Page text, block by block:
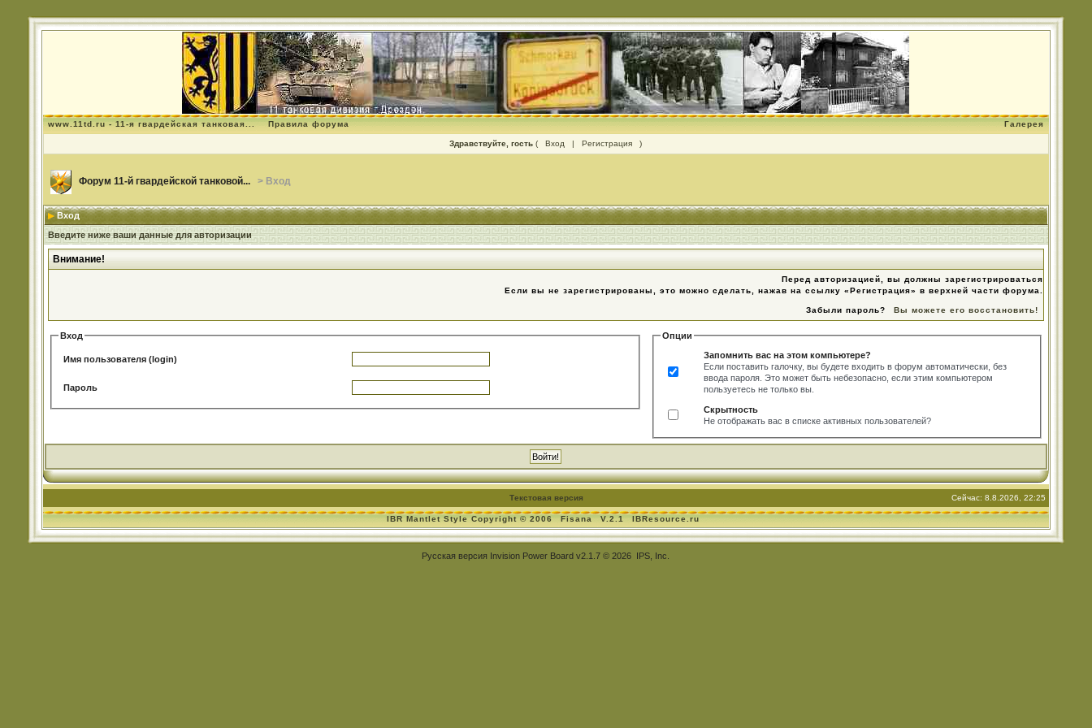
www.11td.ru - 11-я гвардейская танковая... Правила форума Галерея
Здравствуйте, гость ( Вход | Регистрация )
Форум 11-й гвардейской танковой... > Вход
Вход
Введите ниже ваши данные для авторизации
Внимание!
Перед авторизацией, вы должны зарегистрироваться
Если вы не зарегистрированы, это можно сделать, нажав на ссылку «Регистрация» в верхней части форума.
Забыли пароль? Вы можете его восстановить!
Вход
Имя пользователя (login)
Пароль
Опции
Запомнить вас на этом компьютере?
Если поставить галочку, вы будете входить в форум автоматически, без
ввода пароля. Это может быть небезопасно, если этим компьютером
пользуетесь не только вы.
Скрытность
Не отображать вас в списке активных пользователей?
Текстовая версия Сейчас: 8.8.2026, 22:25
IBR Mantlet Style Copyright © 2006 Fisana V.2.1 IBResource.ru
Русская версия Invision Power Board v2.1.7 © 2026 IPS, Inc.